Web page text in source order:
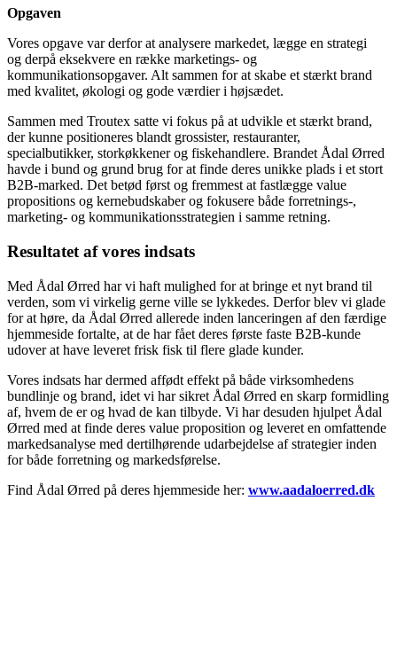
Opgaven
Vores opgave var derfor at analysere markedet, lægge en strategi
og derpå eksekvere en række marketings- og
kommunikationsopgaver. Alt sammen for at skabe et stærkt brand
med kvalitet, økologi og gode værdier i højsædet.
Sammen med Troutex satte vi fokus på at udvikle et stærkt brand,
der kunne positioneres blandt grossister, restauranter,
specialbutikker, storkøkkener og fiskehandlere. Brandet Ådal Ørred
havde i bund og grund brug for at finde deres unikke plads i et stort
B2B-marked. Det betød først og fremmest at fastlægge value
propositions og kernebudskaber og fokusere både forretnings-,
marketing- og kommunikationsstrategien i samme retning.
Resultatet af vores indsats
Med Ådal Ørred har vi haft mulighed for at bringe et nyt brand til
verden, som vi virkelig gerne ville se lykkedes. Derfor blev vi glade
for at høre, da Ådal Ørred allerede inden lanceringen af den færdige
hjemmeside fortalte, at de har fået deres første faste B2B-kunde
udover at have leveret frisk fisk til flere glade kunder.
Vores indsats har dermed affødt effekt på både virksomhedens
bundlinje og brand, idet vi har sikret Ådal Ørred en skarp formidling
af, hvem de er og hvad de kan tilbyde. Vi har desuden hjulpet Ådal
Ørred med at finde deres value proposition og leveret en omfattende
markedsanalyse med dertilhørende udarbejdelse af strategier inden
for både forretning og markedsførelse.
Find Ådal Ørred på deres hjemmeside her: www.aadaloerred.dk